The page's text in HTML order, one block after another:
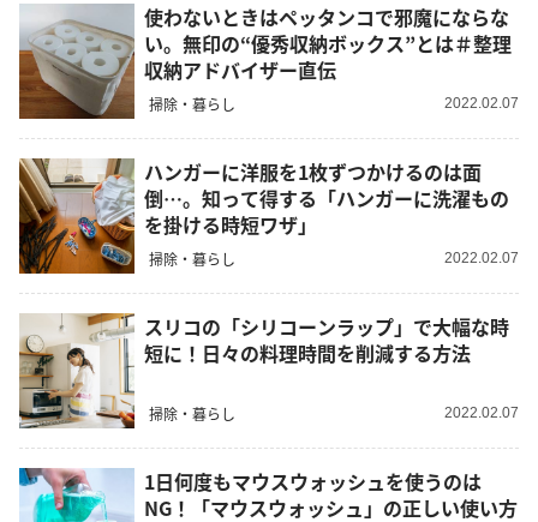
使わないときはペッタンコで邪魔にならな
い。無印の“優秀収納ボックス”とは＃整理
収納アドバイザー直伝
掃除・暮らし 2022.02.07
ハンガーに洋服を1枚ずつかけるのは面
倒…。知って得する「ハンガーに洗濯もの
を掛ける時短ワザ」
掃除・暮らし 2022.02.07
スリコの「シリコーンラップ」で大幅な時
短に！日々の料理時間を削減する方法
掃除・暮らし 2022.02.07
1日何度もマウスウォッシュを使うのは
NG！「マウスウォッシュ」の正しい使い方